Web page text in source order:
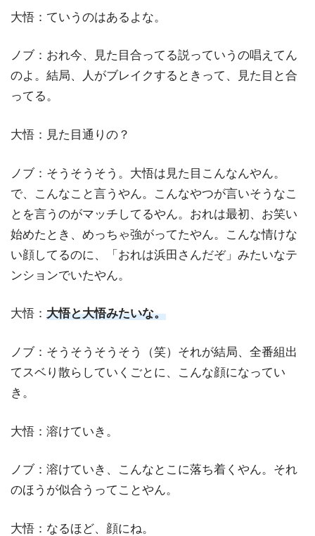
大悟：ていうのはあるよな。
ノブ：おれ今、見た目合ってる説っていうの唱えてん
のよ。結局、人がブレイクするときって、見た目と合
ってる。
大悟：見た目通りの？
ノブ：そうそうそう。大悟は見た目こんなんやん。
で、こんなこと言うやん。こんなやつが言いそうなこ
とを言うのがマッチしてるやん。おれは最初、お笑い
始めたとき、めっちゃ強がってたやん。こんな情けな
い顔してるのに、「おれは浜田さんだぞ」みたいなテ
ンションでいたやん。
大悟： 大悟と大悟みたいな。
ノブ：そうそうそうそう（笑）それが結局、全番組出
てスベり散らしていくごとに、こんな顔になってい
き。
大悟：溶けていき。
ノブ：溶けていき、こんなとこに落ち着くやん。それ
のほうが似合うってことやん。
大悟：なるほど、顔にね。